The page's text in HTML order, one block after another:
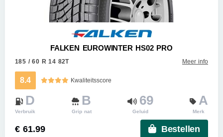
FALKEN EUROWINTER HS02 PRO
185 / 60 R 14 82T Meer info
8.4 Kwaliteitsscore
D
Verbruik
B
Grip nat
69
Geluid
A
Merk
€ 61.99 Bestellen